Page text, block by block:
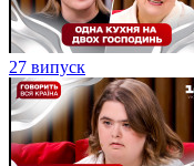
27 випуск